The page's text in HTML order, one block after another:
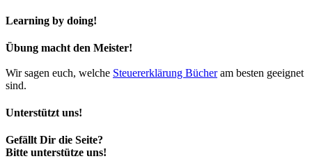
Learning by doing!
Übung macht den Meister!
Wir sagen euch, welche Steuererklärung Bücheram besten geeignet
sind.
Unterstützt uns!
Gefällt Dir die Seite?
Bitte unterstütze uns!